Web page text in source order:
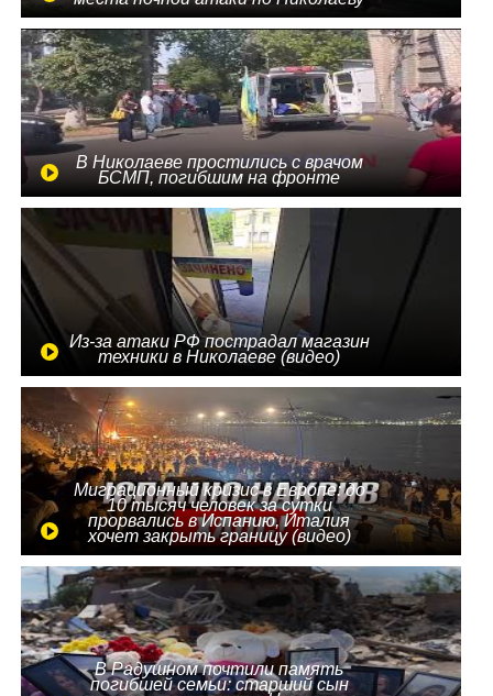
В Николаеве простились с врачом
БСМП, погибшим на фронте
Из-за атаки РФ пострадал магазин
техники в Николаеве (видео)
Миграционный кризис в Европе: до
10 тысяч человек за сутки
прорвались в Испанию, Италия
хочет закрыть границу (видео)
В Радушном почтили память
погибшей семьи: старший сын